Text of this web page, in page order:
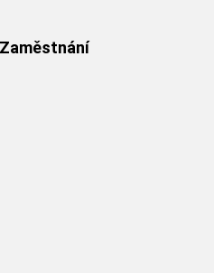
Zaměstnání